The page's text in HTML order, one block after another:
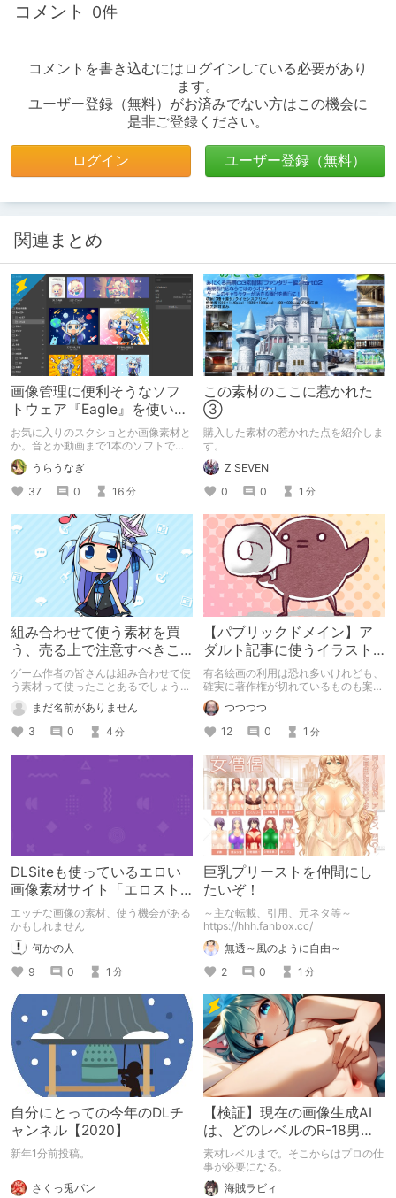
コメント 0件
コメントを書き込むにはログインしている必要があり
ます。
ユーザー登録（無料）がお済みでない方はこの機会に
是非ご登録ください。
ログイン ユーザー登録（無料）
関連まとめ
画像管理に便利そうなソフ
トウェア『Eagle』を使い始
めました
お気に入りのスクショとか画像素材と
か。音とか動画まで1本のソフトで管
理可能。Eagle.coolで検索した方が探
しやすいかも ※2022年6月 アップデ
ートにより可能になったことや、当時
気づいてなかった方法などを追記 細
かくフォルダ分けされた画像は、ドラ
ッグ＆ドロップよりも「大量のファイ
ルを追加する場合」に書いた方法がい
いです。
うらうなぎ
37
0 16 分
この素材のここに惹かれた
③
購入した素材の惹かれた点を紹介しま
す。
Z SEVEN
0
0 1 分
組み合わせて使う素材を買
う、売る上で注意すべきこ
と
ゲーム作者の皆さんは組み合わせて使
う素材って使ったことあるでしょう
て使う素材を作ったのはいいが売れな
いって経験ないでしょうか？ 素材を
使う側からしたらとっても便利な素材
である組み合わせ素材 しかし売る
まだ名前がありません
3
0 4 分
【パブリックドメイン】ア
ダルト記事に使うイラスト
素材は世界の美術館から探
すこともできるよ！
有名絵画の利用は恐れ多いけれども、
確実に著作権が切れているものも案外
多いわけです。 全部が全部使えるわ
けじゃないけど、こういう手もあるこ
とは覚えておいて損はないかなって。
つつつつ
12
0 1 分
DLSiteも使っているエロい
画像素材サイト「エロスト
ック」
エッチな画像の素材、使う機会がある
かもしれません
何かの人
9
0 1 分
巨乳プリーストを仲間にし
たいぞ！
～主な転載、引用、元ネタ等～
https://hhh.fanbox.cc/
無透～風のように自由～
2
0 1 分
自分にとっての今年のDLチ
ャンネル【2020】
新年1分前投稿。
さくっ兎パン
【検証】現在の画像生成AI
は、どのレベルのR-18男の
娘イラストが作れるのか？
（2024年3月）
素材レベルまで。そこからはプロの仕
事が必要になる。
海賊ラビィ